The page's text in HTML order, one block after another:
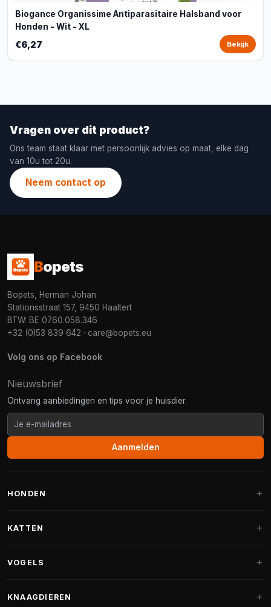
Biogance Organissime Antiparasitaire Halsband voor
Honden - Wit - XL
€6,27 Bekijk
Vragen over dit product?
Ons team staat klaar met persoonlijk advies op maat, elke dag
van 10u tot 20u.
Neem contact op
Bopets
Bopets, Herman Johan
Stationsstraat 157, 9450 Haaltert
BTW: BE 0760.058.346
+32 (0)53 839 642 · care@bopets.eu
Volg ons op Facebook
Nieuwsbrief
Ontvang aanbiedingen en tips voor je huisdier.
Aanmelden
HONDEN
Fantail hondenmanden
KATTEN
Krabpalen voor Maine Coon
VOGELS
KNAAGDIEREN